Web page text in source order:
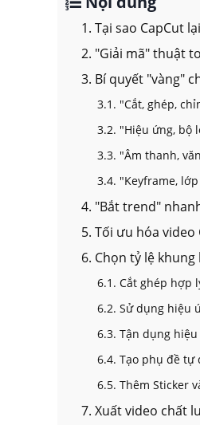
1. Tại sao CapCut
2. "Giải mã" thuật
3. Bí quyết "vàng"
3.1. "Cắt, ghép,
3.2. "Hiệu ứng, bộ
3.3. "Âm thanh,
3.4. "Keyframe,
4. "Bắt trend"
5. Tối ưu hóa
6. Chọn tỷ lệ
6.1. Cắt ghép hợp
6.2. Sử dụng hiệu
6.3. Tận dụng
6.4. Tạo phụ đề tự
6.5. Thêm Sticker
7. Xuất video chất